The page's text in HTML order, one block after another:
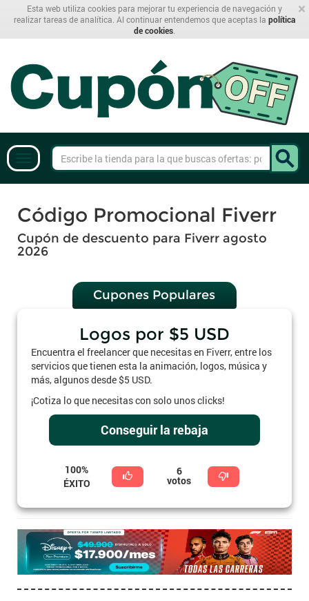
×
Esta web utiliza cookies para mejorar tu experiencia de navegación y
realizar tareas de analítica. Al continuar entendemos que aceptas la política
de cookies
Código Promocional Fiverr
Cupón de descuento para Fiverr agosto
2026
Cupones Populares
Logos por $5 USD
Encuentra el freelancer que necesitas en Fiverr, entre los
servicios que tienen esta la animación, logos, música y
más, algunos desde $5 USD.
¡Cotiza lo que necesitas con solo unos clicks!
Conseguir la rebaja
100%
ÉXITO
6
votos